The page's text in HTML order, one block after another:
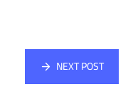
NEXT POST